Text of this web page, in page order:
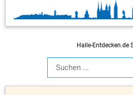
Halle-Entdecken.de